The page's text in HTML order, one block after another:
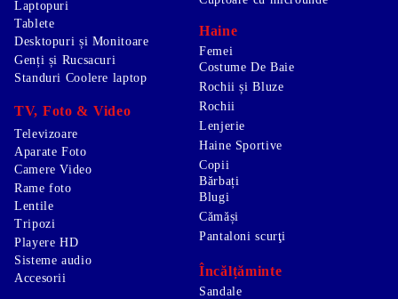
Laptopuri
Tablete
Desktopuri și Monitoare
Genți și Rucsacuri
Standuri Coolere laptop
TV, Foto & Video
Televizoare
Aparate Foto
Camere Video
Rame foto
Lentile
Tripozi
Playere HD
Sisteme audio
Accesorii
Haine
Femei
Costume De Baie
Rochii și Bluze
Rochii
Lenjerie
Haine Sportive
Copii
Bărbați
Blugi
Cămăși
Pantaloni scurţi
Încălțăminte
Sandale